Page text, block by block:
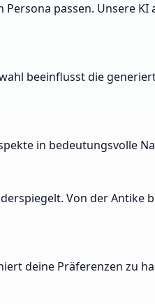
passen. Unsere KI
beeinflusst die
in bedeutungsvolle
Von der Antike
deine Präferenzen zu